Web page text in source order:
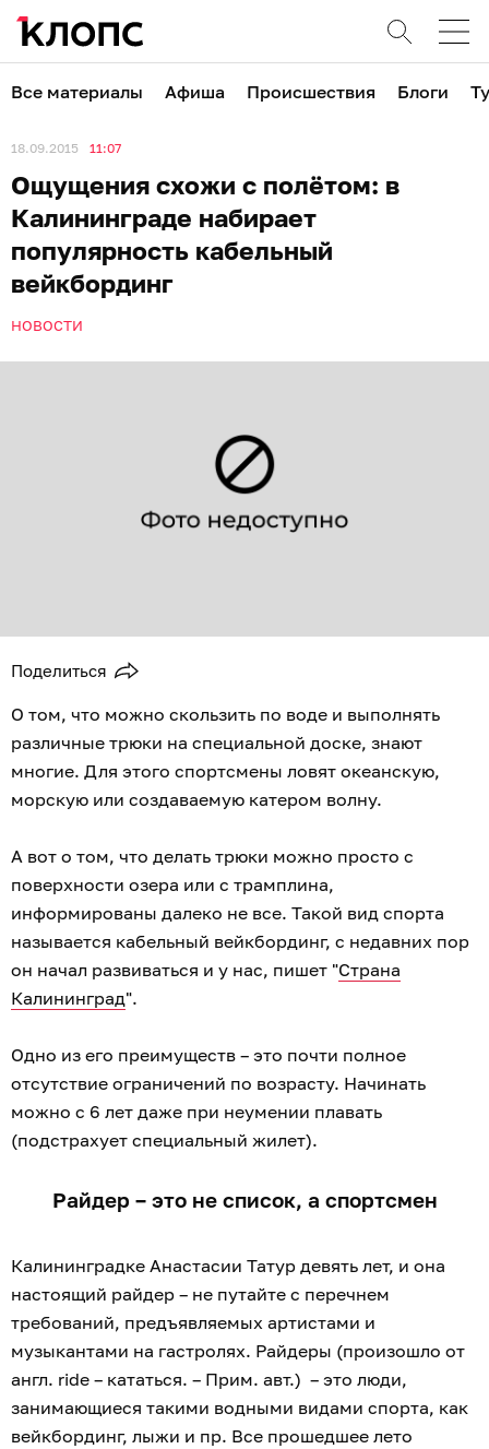
Все материалы Афиша Происшествия Блоги
18.09.2015 11:07
Ощущения схожи с полётом: в
Калининграде набирает
популярность кабельный
вейкбординг
НОВОСТИ
Поделиться
О том, что можно скользить по воде и выполнять
различные трюки на специальной доске, знают
многие. Для этого спортсмены ловят океанскую,
морскую или создаваемую катером волну.
А вот о том, что делать трюки можно просто с
поверхности озера или с трамплина,
информированы далеко не все. Такой вид спорта
называется кабельный вейкбординг, с недавних пор
он начал развиваться и у нас, пишет "Страна
Калининград".
Одно из его преимуществ – это почти полное
отсутствие ограничений по возрасту. Начинать
можно с 6 лет даже при неумении плавать
(подстрахует специальный жилет).
Райдер – это не список, а спортсмен
Калининградке Анастасии Татур девять лет, и она
настоящий райдер – не путайте с перечнем
требований, предъявляемых артистами и
музыкантами на гастролях. Райдеры (произошло от
англ. ride – кататься. – Прим. авт.) – это люди,
занимающиеся такими водными видами спорта, как
вейкбординг, лыжи и пр. Все прошедшее лето